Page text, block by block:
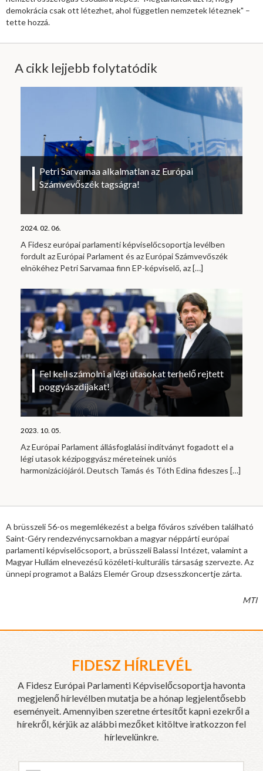
demokrácia csak ott létezhet, ahol független nemzetek léteznek" –
tette hozzá.
A cikk lejjebb folytatódik
Petri Sarvamaa alkalmatlan az Európai
Számvevőszék tagságra!
2024. 02. 06.
A Fidesz európai parlamenti képviselőcsoportja levélben
fordult az Európai Parlament és az Európai Számvevőszék
elnökéhez Petri Sarvamaa finn EP-képviselő, az[…]
Fel kell számolni a légi utasokat terhelő rejtett
poggyászdíjakat!
2023. 10. 05.
Az Európai Parlament állásfoglalási indítványt fogadott el a
légi utasok kézipoggyász méreteinek uniós
harmonizációjáról. Deutsch Tamás és Tóth Edina fideszes […]
A brüsszeli 56-os megemlékezést a belga főváros szívében található
Saint-Géry rendezvénycsarnokban a magyar néppárti európai
parlamenti képviselőcsoport, a brüsszeli Balassi Intézet, valamint a
Magyar Hullám elnevezésű közéleti-kulturális társaság szervezte. Az
ünnepi programot a Balázs Elemér Group dzsesszkoncertje zárta.
MTI
FIDESZ HÍRLEVÉL
A Fidesz Európai Parlamenti Képviselőcsoportja havonta
megjelenő hírlevélben mutatja be a hónap legjelentősebb
eseményeit. Amennyiben szeretne értesítőt kapni ezekről a
hírekről, kérjük az alábbi mezőket kitöltve iratkozzon fel
hírlevelünkre.